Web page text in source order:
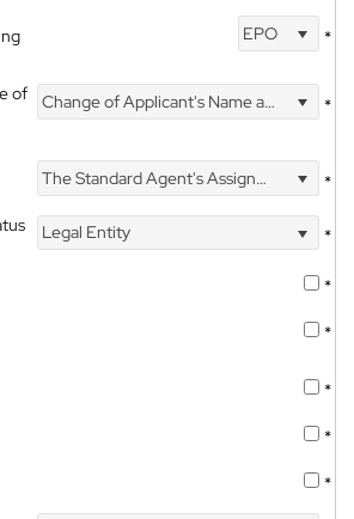
EPO *
of
Change of Applicant's Name and Address *
The Standard Agent's Assignment
*
Legal Entity
*
*
*
*
*
*